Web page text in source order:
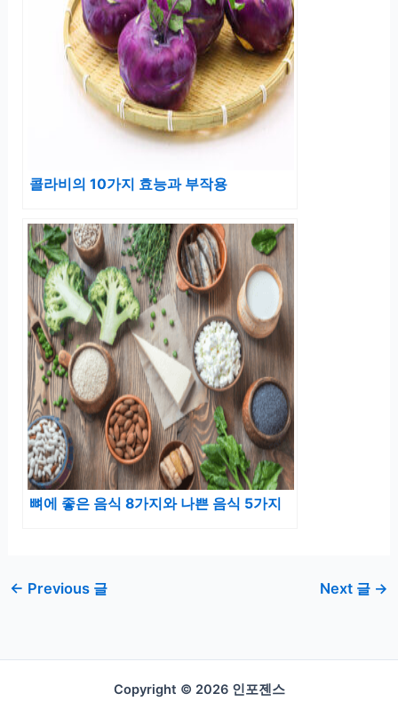
콜라비의 10가지 효능과 부작용
뼈에 좋은 음식 8가지와 나쁜 음식 5가지
← Previous 글 Next 글 →
Copyright © 2026 인포젠스